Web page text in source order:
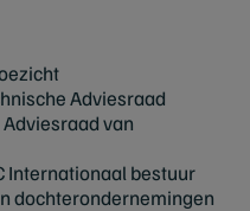
Adviesraad
van
Internationaal bestuur
dochterondernemingen